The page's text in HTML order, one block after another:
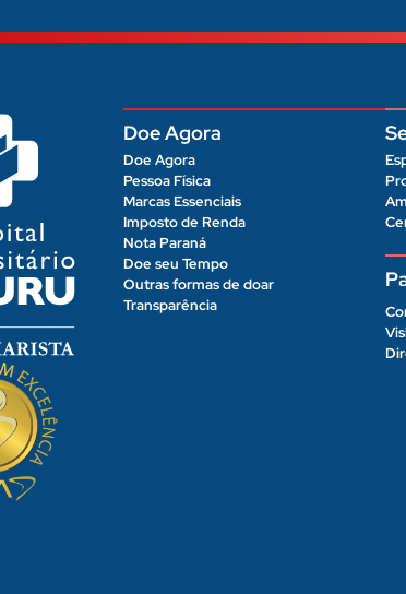
Doe Agora
Doe Agora
Pessoa Física
Marcas Essenciais
Imposto de Renda
Nota Paraná
Doe seu Tempo
Outras formas de doar
Transparência